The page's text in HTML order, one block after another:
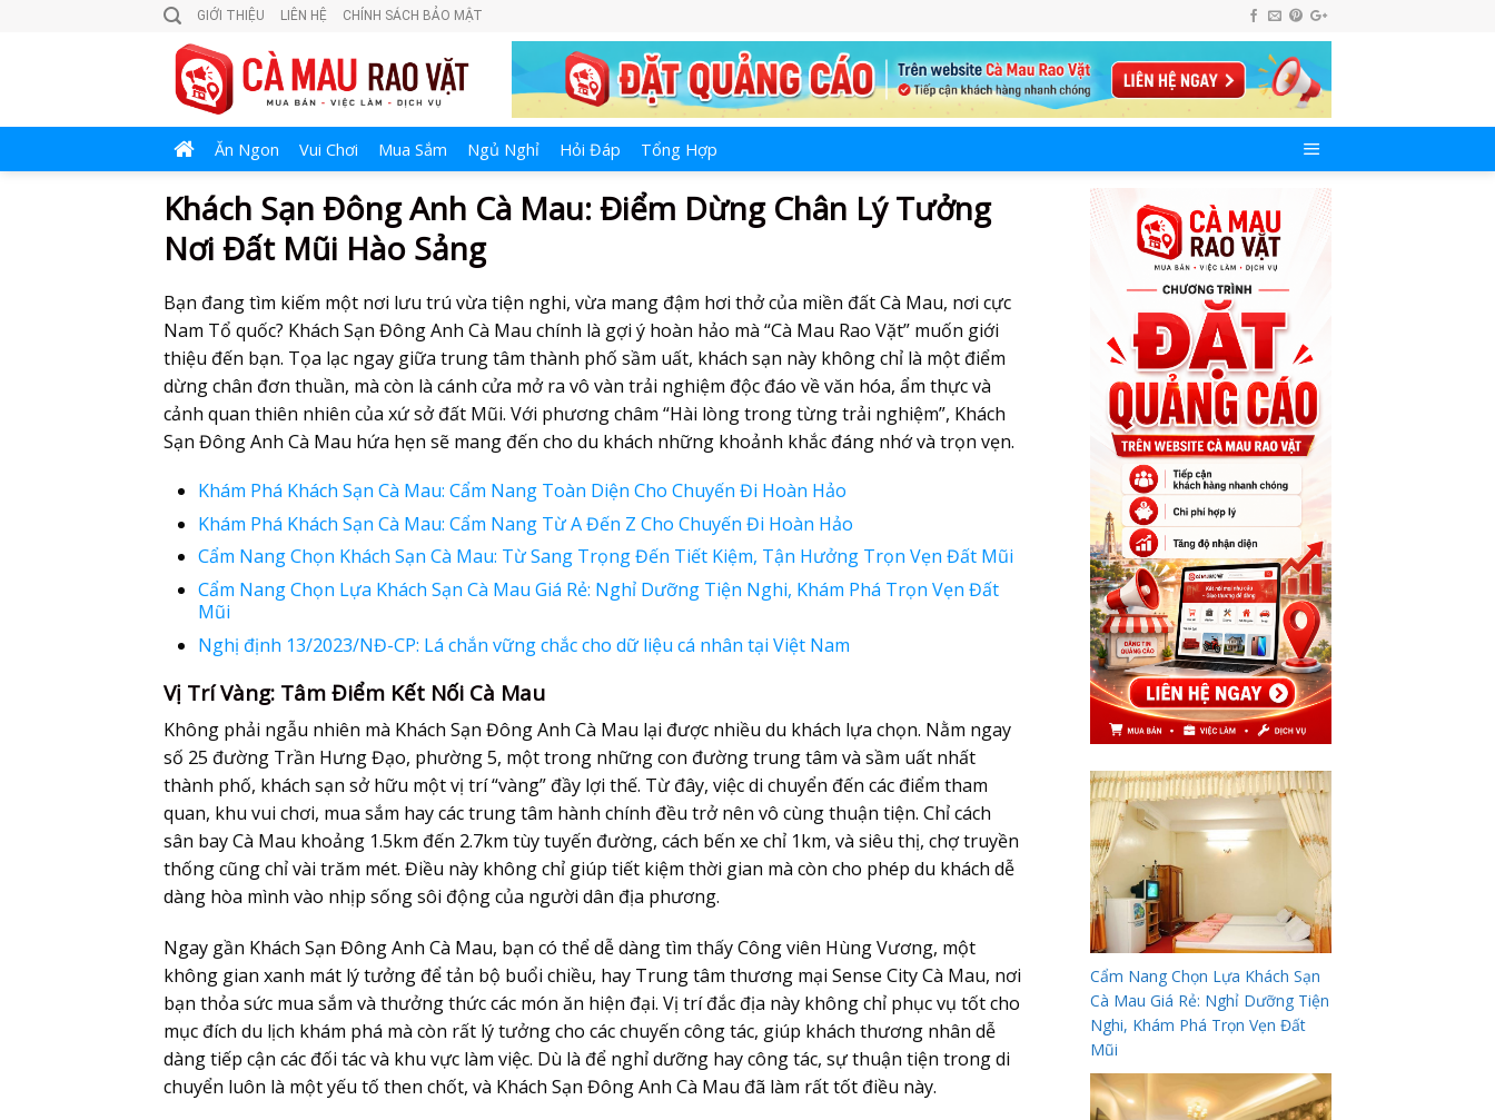
GIỚI THIỆU LIÊN HỆ CHÍNH SÁCH BẢO MẬT
Ăn Ngon Vui Chơi Mua Sắm Ngủ Nghỉ Hỏi Đáp Tổng Hợp
Khách Sạn Đông Anh Cà Mau: Điểm Dừng Chân Lý Tưởng
Nơi Đất Mũi Hào Sảng
Bạn đang tìm kiếm một nơi lưu trú vừa tiện nghi, vừa mang đậm hơi thở của miền đất Cà Mau, nơi cực
Nam Tổ quốc? Khách Sạn Đông Anh Cà Mau chính là gợi ý hoàn hảo mà “Cà Mau Rao Vặt” muốn giới
thiệu đến bạn. Tọa lạc ngay giữa trung tâm thành phố sầm uất, khách sạn này không chỉ là một điểm
dừng chân đơn thuần, mà còn là cánh cửa mở ra vô vàn trải nghiệm độc đáo về văn hóa, ẩm thực và
cảnh quan thiên nhiên của xứ sở đất Mũi. Với phương châm “Hài lòng trong từng trải nghiệm”, Khách
Sạn Đông Anh Cà Mau hứa hẹn sẽ mang đến cho du khách những khoảnh khắc đáng nhớ và trọn vẹn.
Khám Phá Khách Sạn Cà Mau: Cẩm Nang Toàn Diện Cho Chuyến Đi Hoàn Hảo
Khám Phá Khách Sạn Cà Mau: Cẩm Nang Từ A Đến Z Cho Chuyến Đi Hoàn Hảo
Cẩm Nang Chọn Khách Sạn Cà Mau: Từ Sang Trọng Đến Tiết Kiệm, Tận Hưởng Trọn Vẹn Đất Mũi
Cẩm Nang Chọn Lựa Khách Sạn Cà Mau Giá Rẻ: Nghỉ Dưỡng Tiện Nghi, Khám Phá Trọn Vẹn Đất
Mũi
Nghị định 13/2023/NĐ-CP: Lá chắn vững chắc cho dữ liệu cá nhân tại Việt Nam
Vị Trí Vàng: Tâm Điểm Kết Nối Cà Mau
Không phải ngẫu nhiên mà Khách Sạn Đông Anh Cà Mau lại được nhiều du khách lựa chọn. Nằm ngay
số 25 đường Trần Hưng Đạo, phường 5, một trong những con đường trung tâm và sầm uất nhất
thành phố, khách sạn sở hữu một vị trí “vàng” đầy lợi thế. Từ đây, việc di chuyển đến các điểm tham
quan, khu vui chơi, mua sắm hay các trung tâm hành chính đều trở nên vô cùng thuận tiện. Chỉ cách
sân bay Cà Mau khoảng 1.5km đến 2.7km tùy tuyến đường, cách bến xe chỉ 1km, và siêu thị, chợ truyền
thống cũng chỉ vài trăm mét. Điều này không chỉ giúp tiết kiệm thời gian mà còn cho phép du khách dễ
dàng hòa mình vào nhịp sống sôi động của người dân địa phương.
Ngay gần Khách Sạn Đông Anh Cà Mau, bạn có thể dễ dàng tìm thấy Công viên Hùng Vương, một
không gian xanh mát lý tưởng để tản bộ buổi chiều, hay Trung tâm thương mại Sense City Cà Mau, nơi
bạn thỏa sức mua sắm và thưởng thức các món ăn hiện đại. Vị trí đắc địa này không chỉ phục vụ tốt cho
mục đích du lịch khám phá mà còn rất lý tưởng cho các chuyến công tác, giúp khách thương nhân dễ
dàng tiếp cận các đối tác và khu vực làm việc. Dù là để nghỉ dưỡng hay công tác, sự thuận tiện trong di
chuyển luôn là một yếu tố then chốt, và Khách Sạn Đông Anh Cà Mau đã làm rất tốt điều này.
Cẩm Nang Chọn Lựa Khách Sạn
Cà Mau Giá Rẻ: Nghỉ Dưỡng Tiện
Nghi, Khám Phá Trọn Vẹn Đất
Mũi